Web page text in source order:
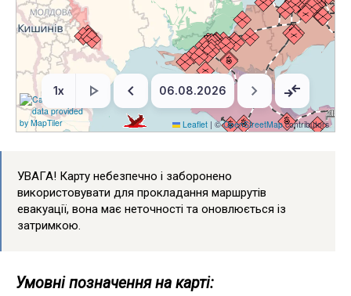
УВАГА! Карту небезпечно і заборонено
використовувати для прокладання маршрутів
евакуації, вона має неточності та оновлюється із
затримкою.
Умовні позначення на карті: